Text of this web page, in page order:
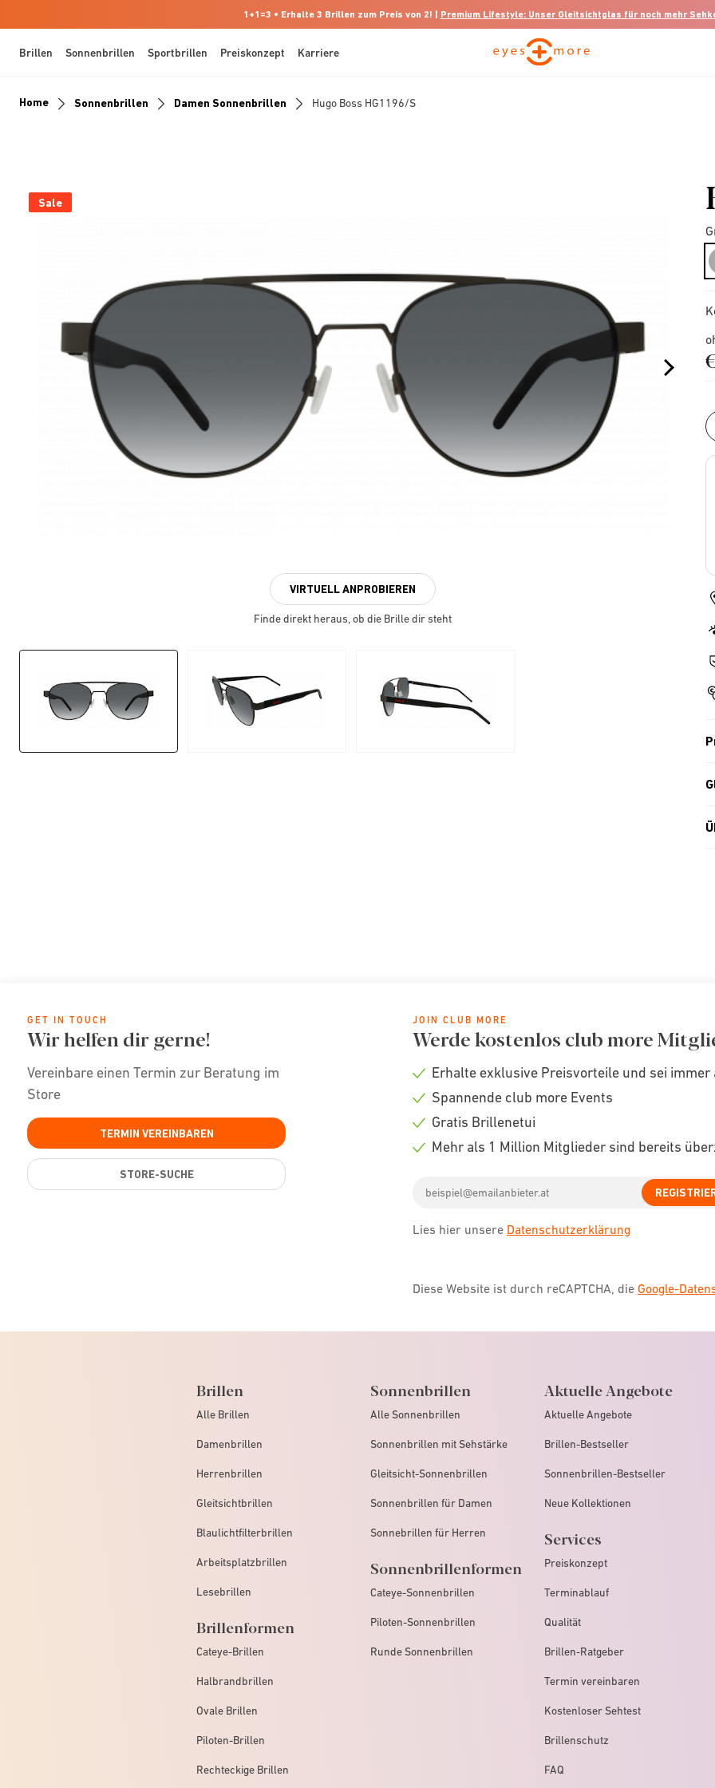
1+1=3 • Erhalte 3 Brillen zum Preis von 2! | Premium Lifestyle: Unser Gleitsichtglas für noch mehr
Brillen Sonnenbrillen Sportbrillen Preiskonzept Karriere
Home Sonnenbrillen Damen Sonnenbrillen Hugo Boss HG1196/S
Sale
VIRTUELL ANPROBIEREN
Finde direkt heraus, ob die Brille dir steht
GET IN TOUCH
Wir helfen dir gerne!
Vereinbare einen Termin zur Beratung im
Store
TERMIN VEREINBAREN
STORE-SUCHE
JOIN CLUB MORE
Werde kostenlos club more
Check
Erhalte exklusive Preisvorteile und sei
Check
Spannende club more Events
Check
Gratis Brillenetui
Mehr als 1 Million Mitglieder sind bereits
address
Lies hier unsere Datenschutzerklärung
Diese Website ist durch reCAPTCHA, die Google-
Brillen
Alle Brillen
Damenbrillen
Herrenbrillen
Gleitsichtbrillen
Blaulichtfilterbrillen
Arbeitsplatzbrillen
Lesebrillen
Brillenformen
Cateye-Brillen
Halbrandbrillen
Ovale Brillen
Piloten-Brillen
Rechteckige Brillen
Sonnenbrillen
Alle Sonnenbrillen
Sonnenbrillen mit Sehstärke
Gleitsicht-Sonnenbrillen
Sonnenbrillen für Damen
Sonnebrillen für Herren
Sonnenbrillenformen
Cateye-Sonnenbrillen
Piloten-Sonnenbrillen
Runde Sonnenbrillen
Aktuelle Angebote
Aktuelle Angebote
Brillen-Bestseller
Sonnenbrillen-Bestseller
Neue Kollektionen
Services
Preiskonzept
Terminablauf
Qualität
Brillen-Ratgeber
Termin vereinbaren
Kostenloser Sehtest
Brillenschutz
FAQ